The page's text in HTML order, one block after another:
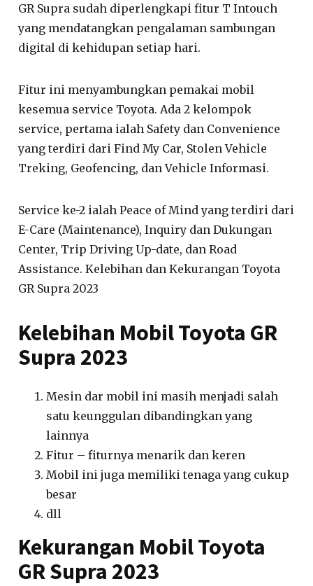
GR Supra sudah diperlengkapi fitur T Intouch
yang mendatangkan pengalaman sambungan
digital di kehidupan setiap hari.
Fitur ini menyambungkan pemakai mobil
kesemua service Toyota. Ada 2 kelompok
service, pertama ialah Safety dan Convenience
yang terdiri dari Find My Car, Stolen Vehicle
Treking, Geofencing, dan Vehicle Informasi.
Service ke-2 ialah Peace of Mind yang terdiri dari
E-Care (Maintenance), Inquiry dan Dukungan
Center, Trip Driving Up-date, dan Road
Assistance. Kelebihan dan Kekurangan Toyota
GR Supra 2023
Kelebihan Mobil Toyota GR
Supra 2023
Mesin dar mobil ini masih menjadi salah
satu keunggulan dibandingkan yang
lainnya
Fitur – fiturnya menarik dan keren
Mobil ini juga memiliki tenaga yang cukup
besar
dll
Kekurangan Mobil Toyota
GR Supra 2023